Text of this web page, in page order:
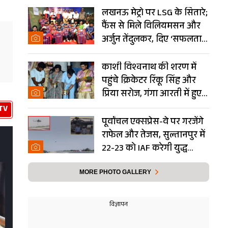
लखनऊ मेट्रो पर LSG के सितारे;
फैंस से मिले विलियमसन और
अर्जुन तेंदुलकर, दिए ‘सफलता
के मंत्र’- PHOTOS
काशी विश्वनाथ की शरण में
पहुंचे क्रिकेटर रिंकू सिंह और
प्रिया सरोज, गंगा आरती में हुए
शामिल- Photos
पूर्वांचल एक्सप्रेस-वे पर गरजेंगे
राफेल और तेजस, सुल्तानपुर में
22-23 को IAF करेगी युद्ध
अभ्यास
MORE PHOTO GALLERY